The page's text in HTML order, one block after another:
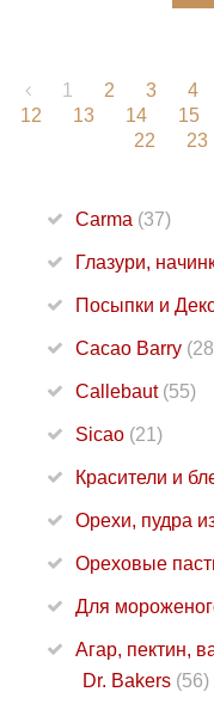
1 2 3 4
12
13 14 15
22
23
Carma (37)
Глазури,
Посыпки и
Cacao Barry
Callebaut (55)
Sicao (21)
Красители и
Орехи, пудра
Ореховые
Для
Агар, пектин,
Dr. Bakers (56)